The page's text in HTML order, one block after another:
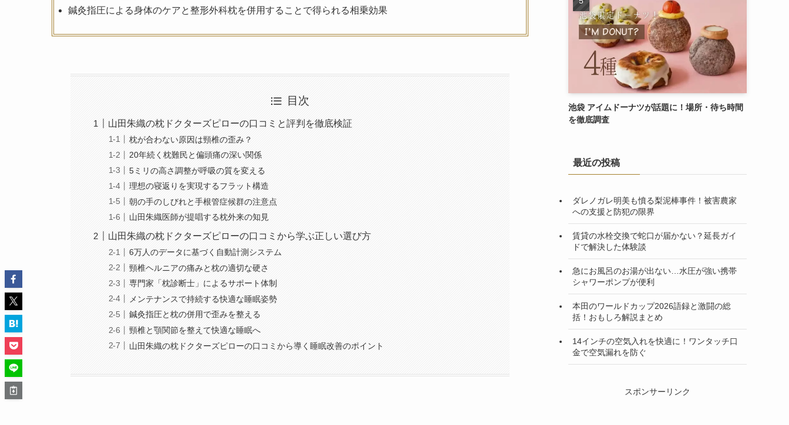
鍼灸指圧による身体のケアと整形外科枕を併用することで得られる相乗効果
目次
山田朱織の枕ドクターズピローの口コミと評判を徹底検証
枕が合わない原因は頸椎の歪み？
20年続く枕難民と偏頭痛の深い関係
5ミリの高さ調整が呼吸の質を変える
理想の寝返りを実現するフラット構造
朝の手のしびれと手根管症候群の注意点
山田朱織医師が提唱する枕外来の知見
山田朱織の枕ドクターズピローの口コミから学ぶ正しい選び方
6万人のデータに基づく自動計測システム
頸椎ヘルニアの痛みと枕の適切な硬さ
専門家「枕診断士」によるサポート体制
メンテナンスで持続する快適な睡眠姿勢
鍼灸指圧と枕の併用で歪みを整える
頸椎と顎関節を整えて快適な睡眠へ
山田朱織の枕ドクターズピローの口コミから導く睡眠改善のポイント
池袋 アイムドーナツが話題に！場所・待ち時間
を徹底調査
最近の投稿
ダレノガレ明美も憤る梨泥棒事件！被害農家
への支援と防犯の限界
賃貸の水栓交換で蛇口が届かない？延長ガイ
ドで解決した体験談
急にお風呂のお湯が出ない…水圧が強い携帯
シャワーポンプが便利
本田のワールドカップ2026語録と激闘の総
括！おもしろ解説まとめ
14インチの空気入れを快適に！ワンタッチ口
金で空気漏れを防ぐ
スポンサーリンク